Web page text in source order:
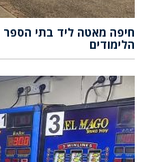
חיפה מאטה ליד בתי
הלימודים